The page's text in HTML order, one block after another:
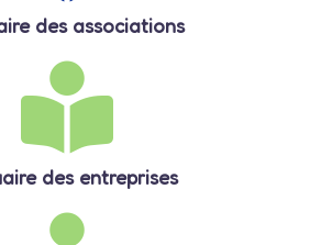
des associations
des entreprises